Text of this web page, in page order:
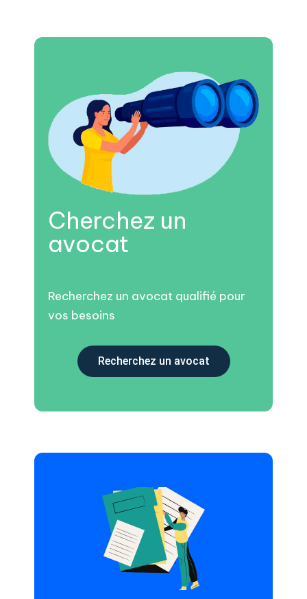
Cherchez un
avocat
Recherchez un avocat qualifié pour
vos besoins
Recherchez un avocat